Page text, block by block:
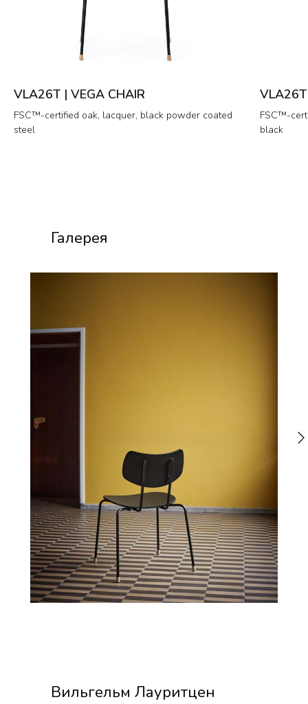
VLA26T | VEGA CHAIR
FSC™-certified oak, lacquer, black powder coated
steel
FSC™-
black
Галерея
Вильгельм Лауритцен